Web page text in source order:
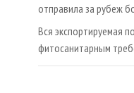
отправила за рубеж
Вся экспортируемая
фитосанитарным